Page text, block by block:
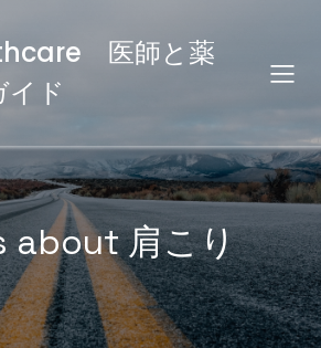
医師と薬
イド
about 肩こり